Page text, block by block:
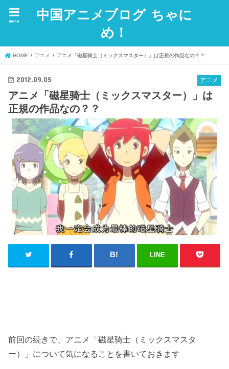
中国アニメブログ ちゃに
め！
menu
HOME アニメ アニメ「磁星骑士（ミックスマスター）」は正規の作品なの？？
アニメ
2012.09.05
アニメ「磁星骑士（ミックスマスター）」は
正規の作品なの？？
LINE
前回の続きで、アニメ「磁星骑士（ミックスマスタ
ー）」について気になることを書いておきます